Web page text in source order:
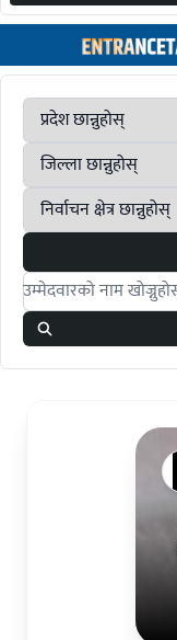
Search candidates